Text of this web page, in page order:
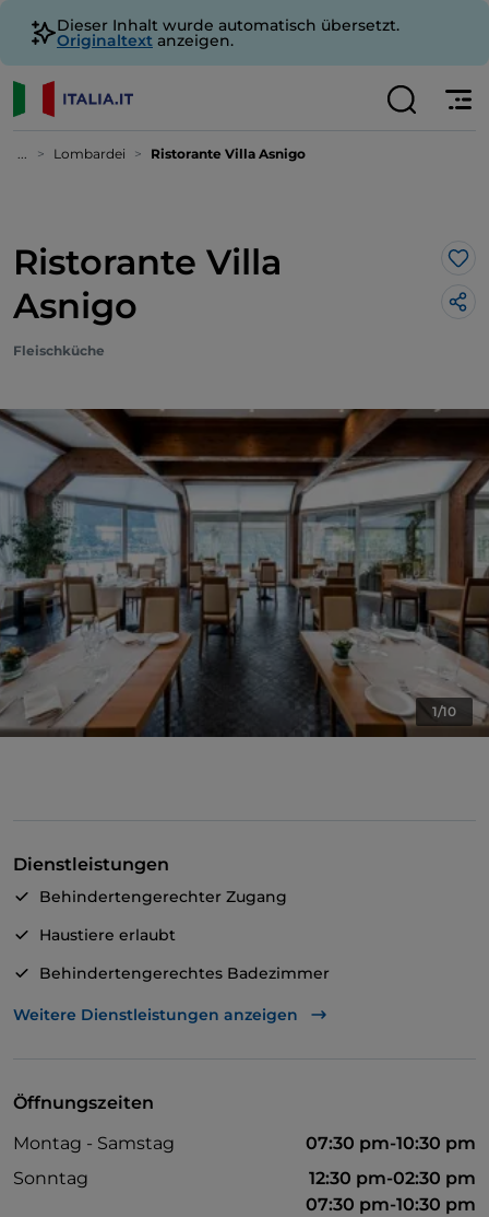
Dieser Inhalt wurde automatisch übersetzt.
Originaltext anzeigen.
... Lombardei Ristorante Villa Asnigo
Ristorante Villa
Asnigo
Fleischküche
1/10
Dienstleistungen
Behindertengerechter Zugang
Haustiere erlaubt
Behindertengerechtes Badezimmer
Es wird Englisch gesprochen
Weitere Dienstleistungen anzeigen
Öffnungszeiten
Montag - Samstag
07:30 pm-10:30 pm
Sonntag
12:30 pm-02:30 pm
07:30 pm-10:30 pm